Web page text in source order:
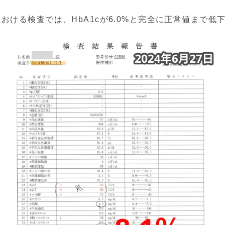
ける検査では、HbA1cが6.0%と完全に正常値まで低下